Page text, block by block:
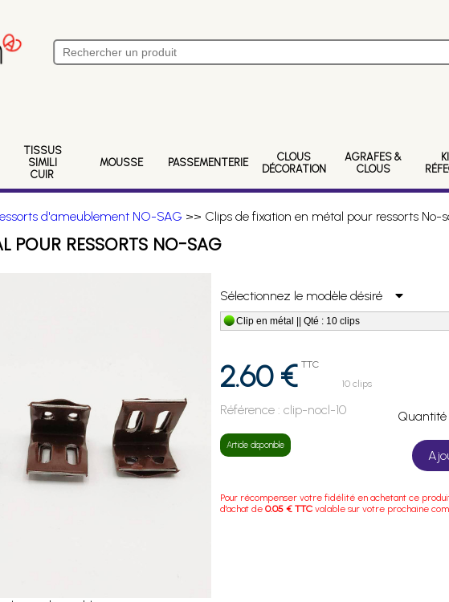
TISSUS
SIMILI
CUIR
MOUSSE PASSEMENTERIE
CLOUS
DÉCORATION
AGRAFES &
CLOUS
d'ameublement NO-SAG >> Clips de fixation en métal pour ressorts No-
POUR RESSORTS NO-SAG
Sélectionnez le modèle désiré
Clip en métal || Qté : 10 clips
2.60 € TTC
10 clips
Référence :clip-nocl-10
Article disponible
Pour récompenser votre fidélité en achetant ce
d'achat de0.05 € TTC valable sur votre prochaine